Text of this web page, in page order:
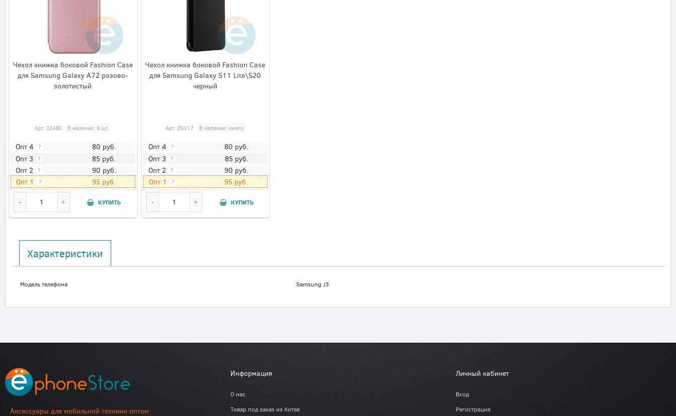
Чехол книжка боковой Fashion Case
для Samsung Galaxy A72 розово-
золотистый
Арт. 22485 В наличии: 9 шт.
Опт 4 ? 80 руб.
Опт 3 ? 85 руб.
Опт 2 ? 90 руб.
Опт 1 ? 95 руб.
КУПИТЬ
Чехол книжка боковой Fashion Case
для Samsung Galaxy S11 Lite\S20
черный
Арт. 25017 В наличии: много
Опт 4 ? 80 руб.
Опт 3 ? 85 руб.
Опт 2 ? 90 руб.
Опт 1 ? 95 руб.
КУПИТЬ
Характеристики
Модель телефона Samsung J3
Аксессуары для мобильной техники оптом
Информация
О нас
Товар под заказ из Китая
Личный кабинет
Вход
Регистрация